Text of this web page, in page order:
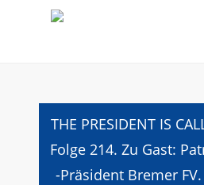
THE PRESIDENT IS
Folge 214. Zu Gast:
-Präsident Bremer